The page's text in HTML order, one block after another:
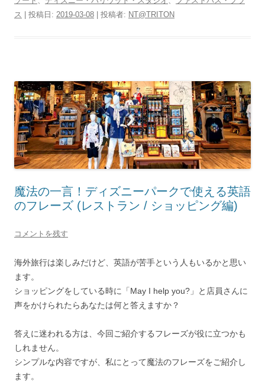
ス
| 投稿日: 2019-03-08 投稿者: NT@TRITON
魔法の一言！ディズニーパークで使える英語
のフレーズ (レストラン / ショッピング編)
コメントを残す
海外旅行は楽しみだけど、英語が苦手という人もいるかと思い
ます。
ショッピングをしている時に「May I help you?」と店員さんに
声をかけられたらあなたは何と答えますか？
答えに迷われる方は、今回ご紹介するフレーズが役に立つかも
しれません。
シンプルな内容ですが、私にとって魔法のフレーズをご紹介し
ます。